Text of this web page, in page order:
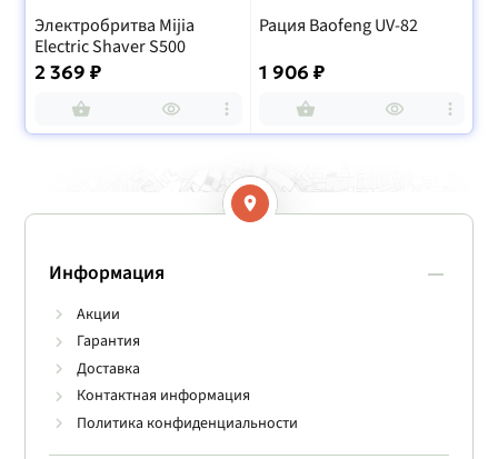
Рация Baofeng UV-82
1 906 ₽
Набор для бритья
H303-5
1 339 ₽
Информация
Акции
Гарантия
Доставка
Контактная информация
Политика конфиденциальности